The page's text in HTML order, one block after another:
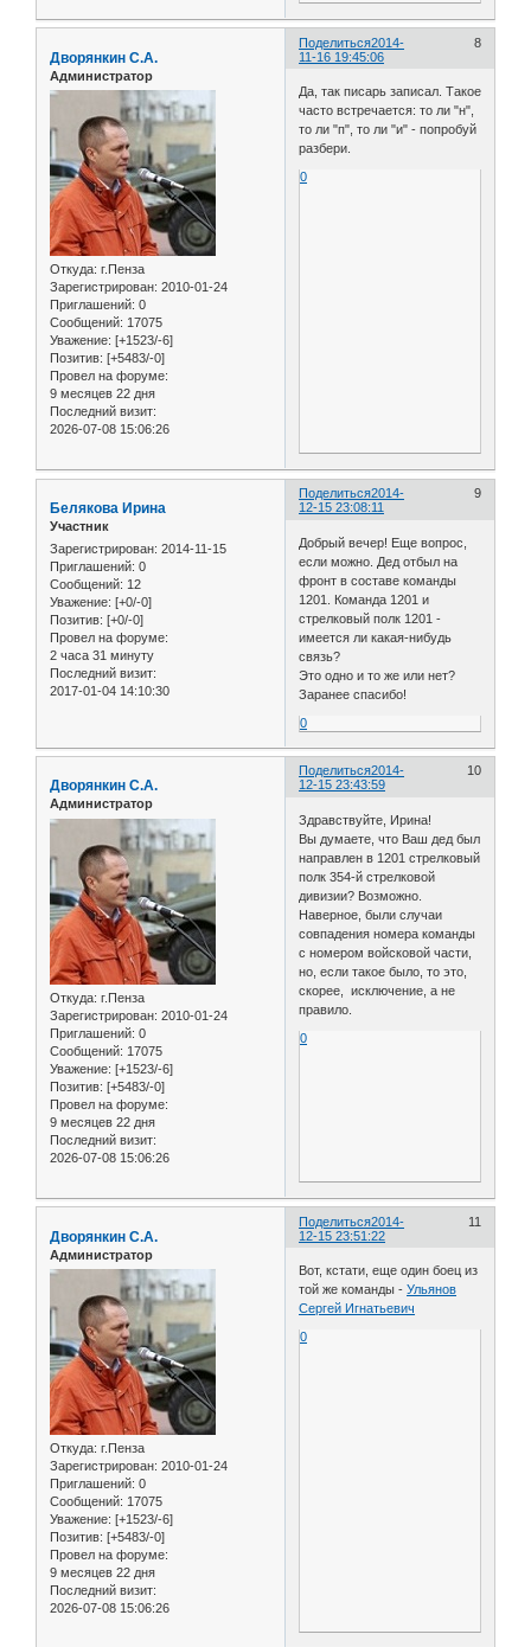
Поделиться 8
2014-
11-16 19:45:06
Дворянкин С.А.
Администратор
Откуда: г.Пенза
Зарегистрирован: 2010-01-24
Приглашений: 0
Сообщений: 17075
Уважение: [+1523/-6]
Позитив: [+5483/-0]
Провел на форуме:
9 месяцев 22 дня
Последний визит:
2026-07-08 15:06:26
Да, так писарь записал. Такое
часто встречается: то ли "н",
то ли "п", то ли "и" - попробуй
разбери.
0
Поделиться 9
2014-
12-15 23:08:11
Белякова Ирина
Участник
Зарегистрирован: 2014-11-15
Приглашений: 0
Сообщений: 12
Уважение: [+0/-0]
Позитив: [+0/-0]
Провел на форуме:
2 часа 31 минуту
Последний визит:
2017-01-04 14:10:30
Добрый вечер! Еще вопрос,
если можно. Дед отбыл на
фронт в составе команды
1201. Команда 1201 и
стрелковый полк 1201 -
имеется ли какая-нибудь
связь?
Это одно и то же или нет?
Заранее спасибо!
0
Поделиться 10
2014-
12-15 23:43:59
Дворянкин С.А.
Администратор
Откуда: г.Пенза
Зарегистрирован: 2010-01-24
Приглашений: 0
Сообщений: 17075
Уважение: [+1523/-6]
Позитив: [+5483/-0]
Провел на форуме:
9 месяцев 22 дня
Последний визит:
2026-07-08 15:06:26
Здравствуйте, Ирина!
Вы думаете, что Ваш дед был
направлен в 1201 стрелковый
полк 354-й стрелковой
дивизии? Возможно.
Наверное, были случаи
совпадения номера команды
с номером войсковой части,
но, если такое было, то это,
скорее, исключение, а не
правило.
0
Поделиться 11
2014-
12-15 23:51:22
Дворянкин С.А.
Администратор
Откуда: г.Пенза
Зарегистрирован: 2010-01-24
Приглашений: 0
Сообщений: 17075
Уважение: [+1523/-6]
Позитив: [+5483/-0]
Провел на форуме:
9 месяцев 22 дня
Последний визит:
2026-07-08 15:06:26
Вот, кстати, еще один боец из
той же команды -Ульянов
Сергей Игнатьевич
0